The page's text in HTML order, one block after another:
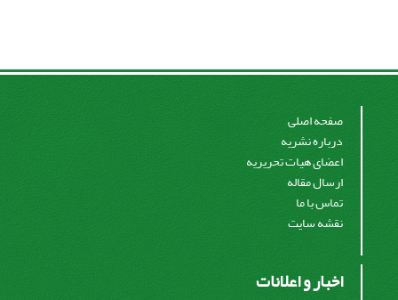
صفحه اصلی
درباره نشریه
اعضای هیات تحریریه
ارسال مقاله
تماس با ما
نقشه سایت
اخبار و اعلانات